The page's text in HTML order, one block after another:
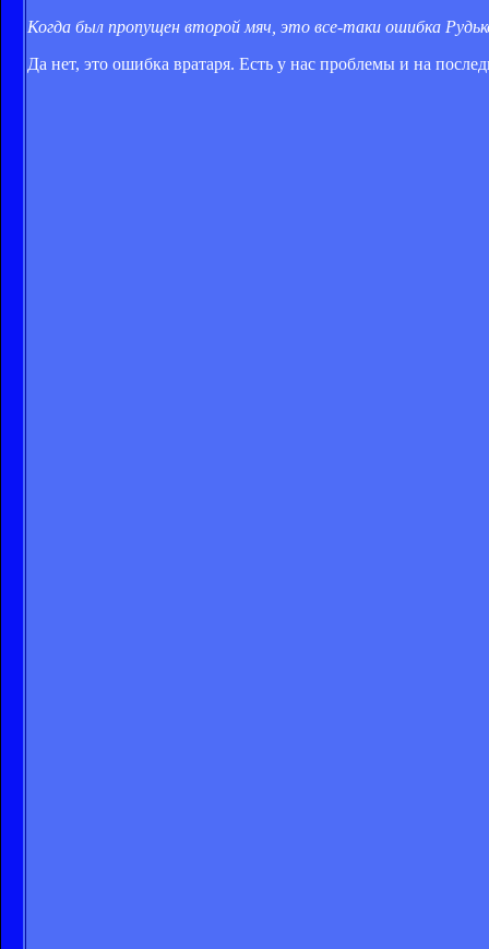
Когда был пропущен второй мяч, это все-таки ошибка
Да нет, это ошибка вратаря. Есть у нас проблемы и на